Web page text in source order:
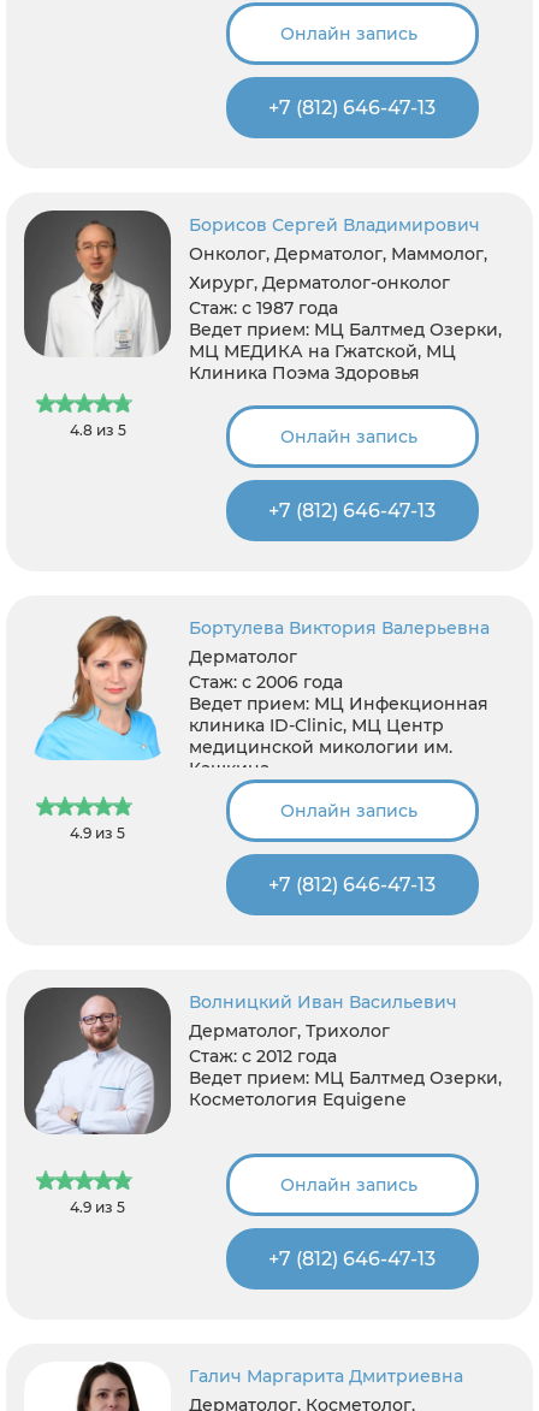
Онлайн запись
+7 (812) 646-47-13
4.8 из 5
Борисов Сергей Владимирович
Онколог, Дерматолог, Маммолог,
Хирург, Дерматолог-онколог
Стаж: с 1987 года
Ведет прием: МЦ Балтмед Озерки,
МЦ МЕДИКА на Гжатской, МЦ
Клиника Поэма Здоровья
Онлайн запись
+7 (812) 646-47-13
4.9 из 5
Бортулева Виктория Валерьевна
Дерматолог
Стаж: с 2006 года
Ведет прием: МЦ Инфекционная
клиника ID-Clinic, МЦ Центр
медицинской микологии им.
Кашкина
Онлайн запись
+7 (812) 646-47-13
4.9 из 5
Волницкий Иван Васильевич
Дерматолог, Трихолог
Стаж: с 2012 года
Ведет прием: МЦ Балтмед Озерки,
Косметология Equigene
Онлайн запись
+7 (812) 646-47-13
Галич Маргарита Дмитриевна
Дерматолог, Косметолог,